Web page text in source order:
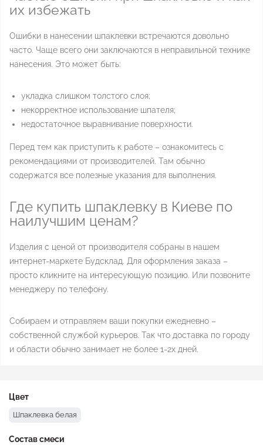
их избежать
Ошибки в нанесении шпаклевки встречаются довольно
часто. Чаще всего они заключаются в неправильной технике
нанесения. Это может быть:
укладка слишком толстого слоя;
некорректное использование шпателя;
недостаточное выравнивание поверхности.
Перед тем как приступить к работе – ознакомитесь с
рекомендациями от производителей. Там обычно
содержатся все полезные указания для выполнения.
Где купить шпаклевку в Киеве по
наилучшим ценам?
Изделия с ценой от производителя собраны в нашем
интернет-маркете Будсклад. Для оформления заказа –
просто кликните на интересующую позицию. Или позвоните
менеджеру по телефону.
Собираем и отправляем ваши покупки ежедневно –
собственной службой курьеров. Так что доставка по городу
и области обычно занимает не более 1-2х дней.
Цвет
Шпаклевка белая
Состав смеси